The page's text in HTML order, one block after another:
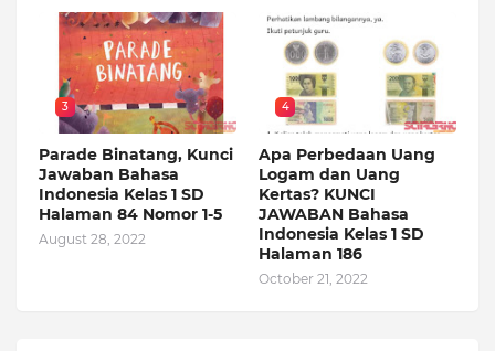
3
Parade Binatang, Kunci
Jawaban Bahasa
Indonesia Kelas 1 SD
Halaman 84 Nomor 1-5
August 28, 2022
4
Apa Perbedaan Uang
Logam dan Uang
Kertas? KUNCI
JAWABAN Bahasa
Indonesia Kelas 1 SD
Halaman 186
October 21, 2022